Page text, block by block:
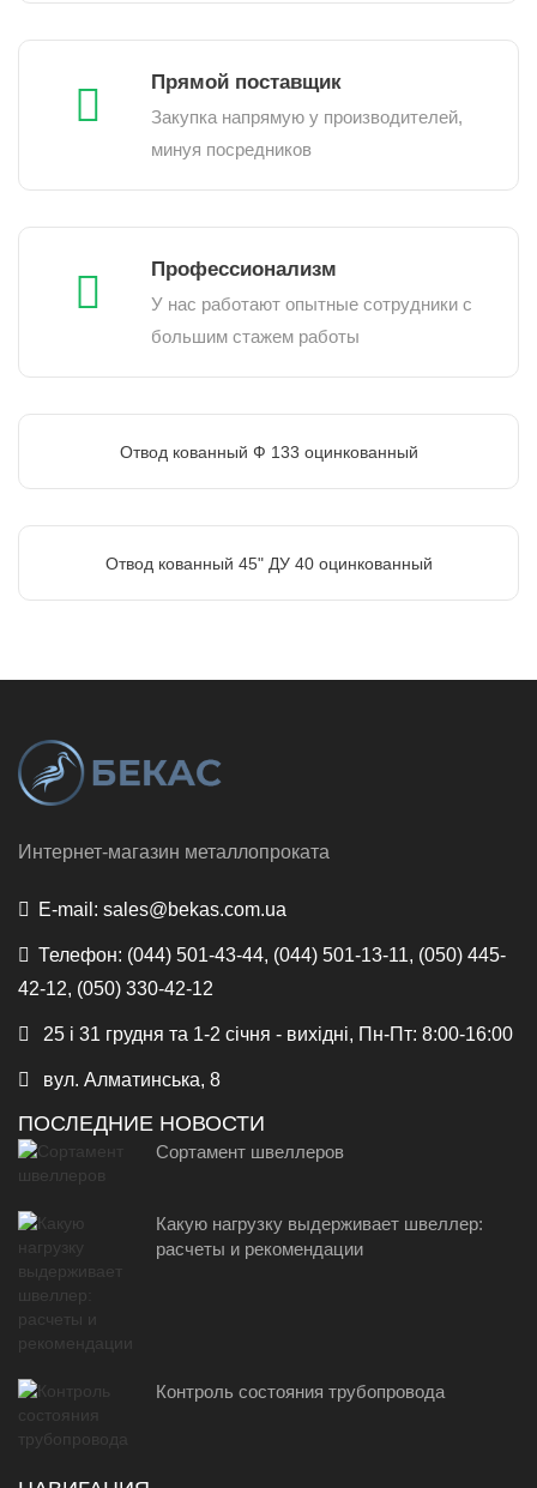
Прямой поставщик
Закупка напрямую у производителей,
минуя посредников
Профессионализм
У нас работают опытные сотрудники с
большим стажем работы
Отвод кованный Ф 133 оцинкованный
Отвод кованный 45" ДУ 40 оцинкованный
Интернет-магазин металлопроката
E-mail: sales@bekas.com.ua
Телефон: (044) 501-43-44, (044) 501-13-11, (050) 445-
42-12, (050) 330-42-12
25 і 31 грудня та 1-2 січня - вихідні, Пн-Пт: 8:00-16:00
вул. Алматинська, 8
ПОСЛЕДНИЕ НОВОСТИ
Сортамент швеллеров
Какую нагрузку выдерживает швеллер:
расчеты и рекомендации
Контроль состояния трубопровода